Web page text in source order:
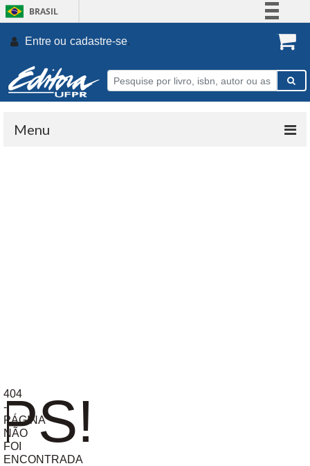
BRASIL
Participe
Entre ou cadastre-se.
Menu
404
-
PÁGINA
NÃO
FOI
ENCONTRADA